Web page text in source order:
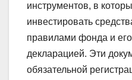
инструментов, в
инвестировать
правилами фонда и
декларацией. Эти
обязательной